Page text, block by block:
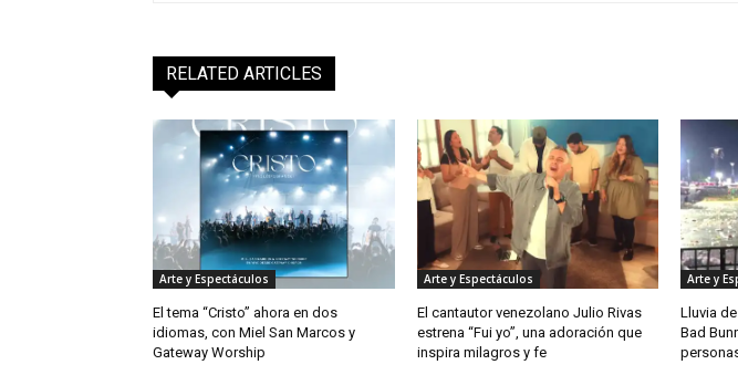
RELATED ARTICLES
Arte y Espectáculos
El tema “Cristo” ahora en dos
idiomas, con Miel San Marcos y
Gateway Worship
Arte y Espectáculos
El cantautor venezolano Julio Rivas
estrena “Fui yo”, una adoración que
inspira milagros y fe
Arte y
Lluvia
Bad